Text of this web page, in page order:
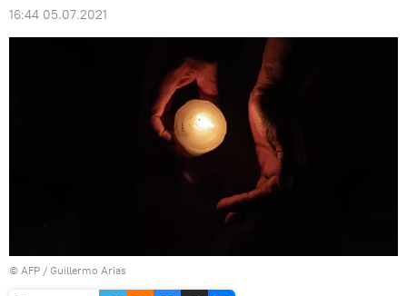
16:44 05.07.2021
© AFP / Guillermo Arias